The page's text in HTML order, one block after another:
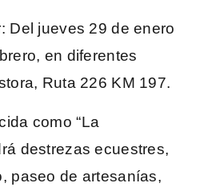
Del jueves 29 de enero
en diferentes
Ruta 226 KM 197.
como “La
destrezas ecuestres,
paseo de artesanías,